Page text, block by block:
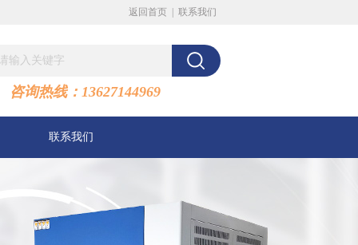
返回首页 联系我们
咨询热线：13627144969
联系我们